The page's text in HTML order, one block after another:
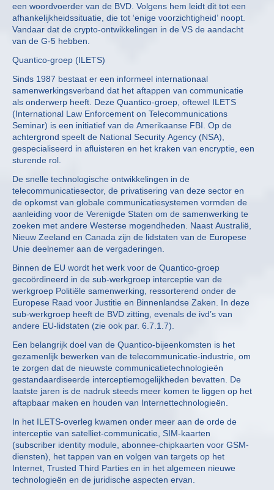
een woordvoerder van de BVD. Volgens hem leidt dit tot een
afhankelijkheidssituatie, die tot ‘enige voorzichtigheid’ noopt.
Vandaar dat de crypto-ontwikkelingen in de VS de aandacht
van de G-5 hebben.
Quantico-groep (ILETS)
Sinds 1987 bestaat er een informeel internationaal
samenwerkingsverband dat het aftappen van communicatie
als onderwerp heeft. Deze Quantico-groep, oftewel ILETS
(International Law Enforcement on Telecommunications
Seminar) is een initiatief van de Amerikaanse FBI. Op de
achtergrond speelt de National Security Agency (NSA),
gespecialiseerd in afluisteren en het kraken van encryptie, een
sturende rol.
De snelle technologische ontwikkelingen in de
telecommunicatiesector, de privatisering van deze sector en
de opkomst van globale communicatiesystemen vormden de
aanleiding voor de Verenigde Staten om de samenwerking te
zoeken met andere Westerse mogendheden. Naast Australië,
Nieuw Zeeland en Canada zijn de lidstaten van de Europese
Unie deelnemer aan de vergaderingen.
Binnen de EU wordt het werk voor de Quantico-groep
gecoördineerd in de sub-werkgroep interceptie van de
werkgroep Politiële samenwerking, ressorterend onder de
Europese Raad voor Justitie en Binnenlandse Zaken. In deze
sub-werkgroep heeft de BVD zitting, evenals de ivd’s van
andere EU-lidstaten (zie ook par. 6.7.1.7).
Een belangrijk doel van de Quantico-bijeenkomsten is het
gezamenlijk bewerken van de telecommunicatie-industrie, om
te zorgen dat de nieuwste communicatietechnologieën
gestandaardiseerde interceptiemogelijkheden bevatten. De
laatste jaren is de nadruk steeds meer komen te liggen op het
aftapbaar maken en houden van Internettechnologieën.
In het ILETS-overleg kwamen onder meer aan de orde de
interceptie van satelliet-communicatie, SIM-kaarten
(subscriber identity module, abonnee-chipkaarten voor GSM-
diensten), het tappen van en volgen van targets op het
Internet, Trusted Third Parties en in het algemeen nieuwe
technologieën en de juridische aspecten ervan.